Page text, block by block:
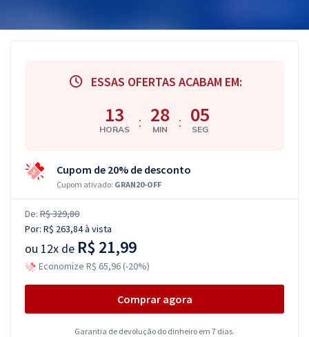
ESSAS OFERTAS ACABAM EM:
13
HORAS : 28
MIN : 04
SEG
Cupom de 20% de desconto
Cupom ativado: GRAN20-OFF
De: R$ 329,80
Por: R$ 263,84à vista
ou 12x de R$ 21,99
Economize R$ 65,96 (-20%)
Comprar agora
Garantia de devolução do dinheiro em 7 dias.